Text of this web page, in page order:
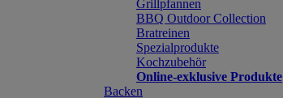
Grillpfannen
BBQ Outdoor Collection
Bratreinen
Spezialprodukte
Kochzubehör
Online-exklusive Produkte
Backen